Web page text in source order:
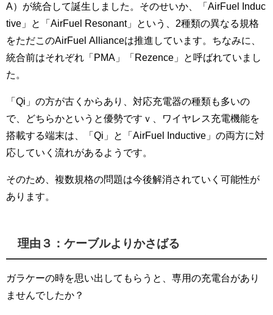
A）が統合して誕生しました。そのせいか、「AirFuel Induc
tive」と「AirFuel Resonant」という、2種類の異なる規格
をただこのAirFuel Allianceは推進しています。ちなみに、
統合前はそれぞれ「PMA」「Rezence」と呼ばれていまし
た。
「Qi」の方が古くからあり、対応充電器の種類も多いの
で、どちらかというと優勢ですｖ、ワイヤレス充電機能を
搭載する端末は、「Qi」と「AirFuel Inductive」の両方に対
応していく流れがあるようです。
そのため、複数規格の問題は今後解消されていく可能性が
あります。
理由３：ケーブルよりかさばる
ガラケーの時を思い出してもらうと、専用の充電台があり
ませんでしたか？